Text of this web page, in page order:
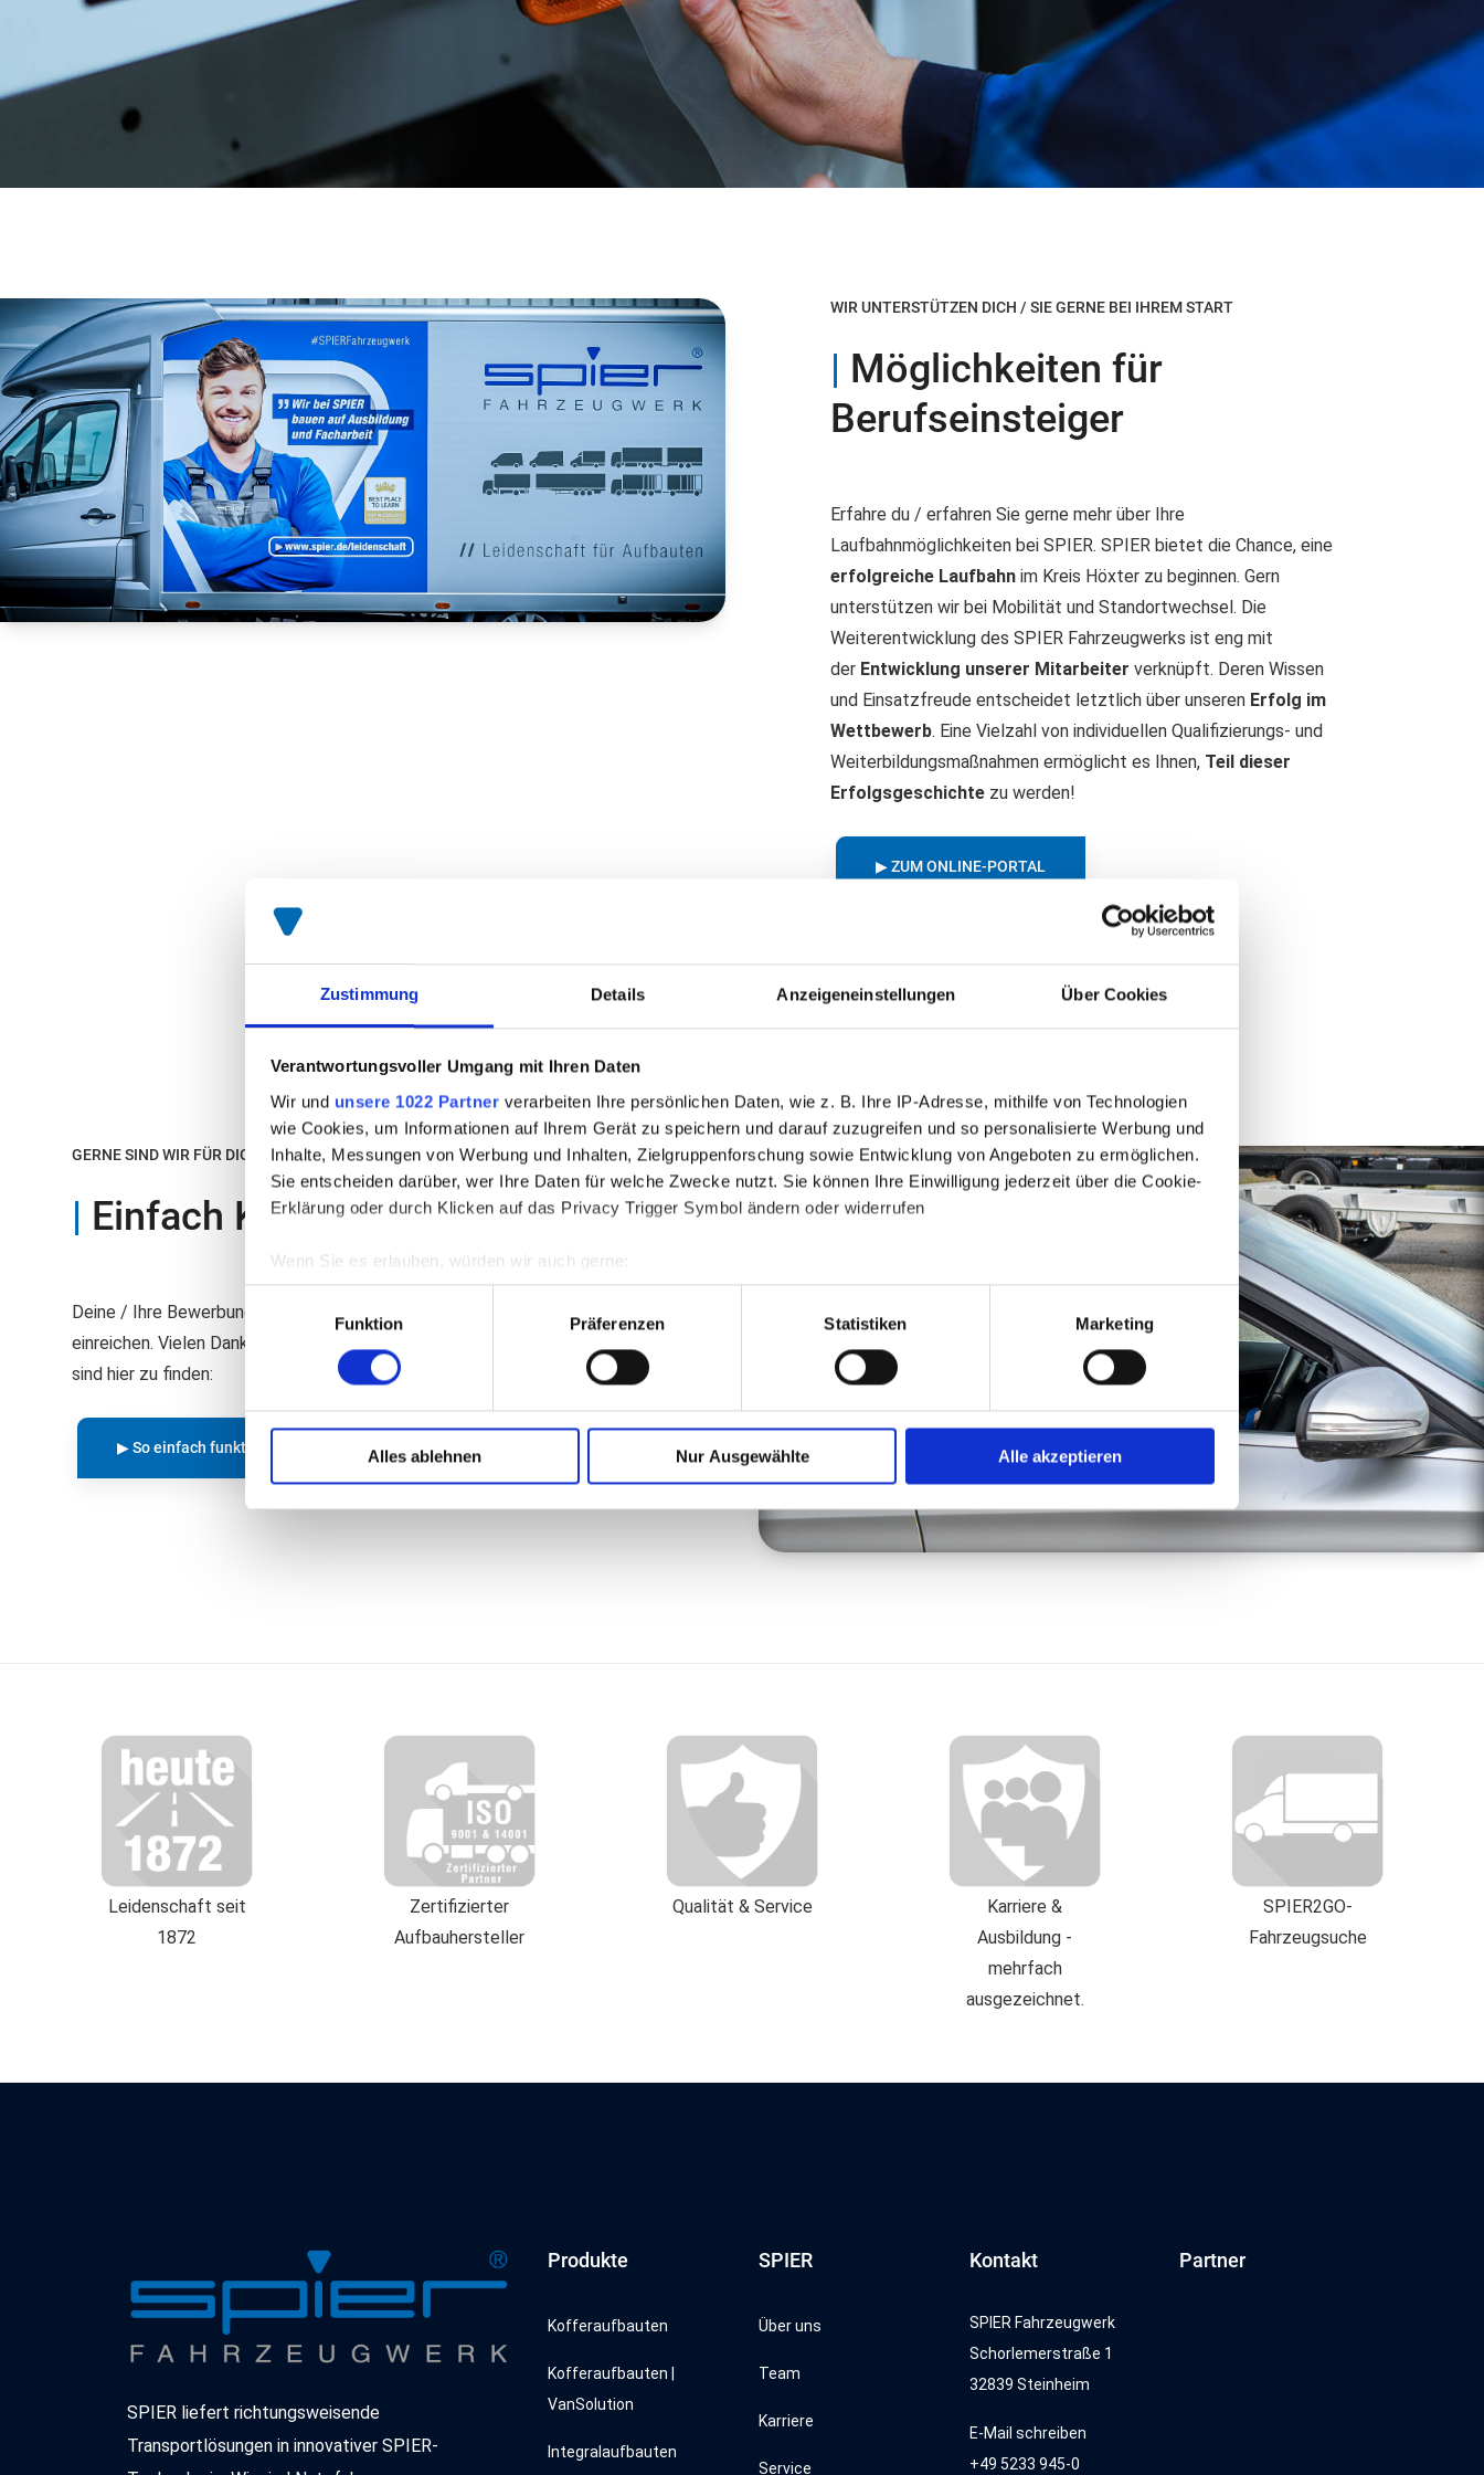
Zustimmung Details Anzeigeneinstellungen Über Cookies
Verantwortungsvoller Umgang mit Ihren Daten
Wir und unsere 1022 Partner verarbeiten Ihre persönlichen Daten, wie z. B. Ihre IP-Adresse, mithilfe von Technologien
wie Cookies, um Informationen auf Ihrem Gerät zu speichern und darauf zuzugreifen und so personalisierte Werbung und
Inhalte, Messungen von Werbung und Inhalten, Zielgruppenforschung sowie Entwicklung von Angeboten zu ermöglichen.
Sie entscheiden darüber, wer Ihre Daten für welche Zwecke nutzt. Sie können Ihre Einwilligung jederzeit über die Cookie-
Erklärung oder durch Klicken auf das Privacy Trigger Symbol ändern oder widerrufen
Wenn Sie es erlauben, würden wir auch gerne:
Informationen über Ihre geografische Lage erfassen, welche bis auf einige Meter genau sein können
Ihr Gerät durch aktives Scannen nach bestimmten Merkmalen (Fingerprinting) identifizieren
Erfahren Sie mehr darüber, wie Ihre persönlichen Daten verarbeitet werden, und legen Sie Ihre Präferenzen imAbschnitt
Einzelheitenfest.
Diese Webseite verwendet Cookies und weitere Funktionen Wir, die SPIER GmbH & Co. Fahrzeugwerk KG, nutzen für
Ihre maßgeschneiderten Inhalte Cookies und Funktionen. Dadurch werden Inhalte und Anzeigen personalisiert, Funktionen
für Social Media ermöglicht und Zugriffe auf unserer Webseite analysiert. Weiterhin geben wir Informationen zu Ihrer
Verwendung unserer Webseite an unsere Partner für Social Media, Werbung sowie Analysen weiter, ggf. auch außerhalb
der EU oder des EWR wie den USA. Möglicherweise werden diese Informationen durch unsere Partner mit weiteren Daten
Weitere Informationen über die von uns genutzten Cookies und Funktionen finden Sie in der Datenschutzerklärung.
Funktion
Präferenzen Statistiken Marketing
Alles ablehnen Nur Ausgewählte Alle akzeptieren
WIR UNTERSTÜTZEN DICH / SIE GERNE BEI IHREM START
| Möglichkeiten für
Berufseinsteiger
Erfahre du / erfahren Sie gerne mehr über Ihre
Laufbahnmöglichkeiten bei SPIER. SPIER bietet die Chance, eine
erfolgreiche Laufbahn im Kreis Höxter zu beginnen. Gern
unterstützen wir bei Mobilität und Standortwechsel. Die
Weiterentwicklung des SPIER Fahrzeugwerks ist eng mit
der Entwicklung unserer Mitarbeiter verknüpft. Deren Wissen
und Einsatzfreude entscheidet letztlich über unseren Erfolg im
Wettbewerb. Eine Vielzahl von individuellen Qualifizierungs- und
Weiterbildungsmaßnahmen ermöglicht es Ihnen, Teil dieser
Erfolgsgeschichte zu werden!
▶ ZUM ONLINE-PORTAL
GERNE SIND WIR FÜR DICH / SIE DA.
| Einfach Kontakt aufnehmen
Deine / Ihre Bewerbung bitte einfach über unser
ONLINE-PORTAL
einreichen. Vielen Dank. Weitere Informationen zum Bewerbungsprozess
sind hier zu finden:
▶ So einfach funktioniert unser Bewerbungsprozess
Leidenschaft seit
1872
Zertifizierter
Aufbauhersteller
Qualität & Service
Karriere &
Ausbildung -
mehrfach
ausgezeichnet.
SPIER2GO-
Fahrzeugsuche
SPIER liefert richtungsweisende
Transportlösungen in innovativer SPIER-
Produkte
Kofferaufbauten
Kofferaufbauten |
VanSolution
Integralaufbauten
SPIER
Über uns
Team
Karriere
Service
Kontakt
SPIER Fahrzeugwerk
Schorlemerstraße 1
32839 Steinheim
E-Mail schreiben
+49 5233 945-0
Partner